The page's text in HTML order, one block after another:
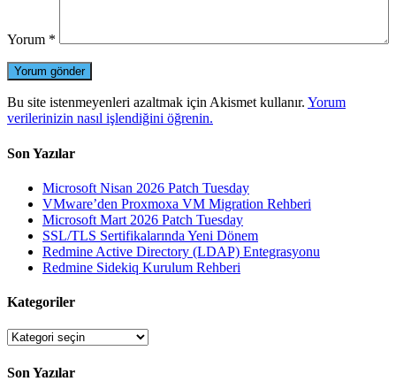
Yorum *
Bu site istenmeyenleri azaltmak için Akismet kullanır. Yorum
verilerinizin nasıl işlendiğini öğrenin.
Son Yazılar
Microsoft Nisan 2026 Patch Tuesday
VMware’den Proxmoxa VM Migration Rehberi
Microsoft Mart 2026 Patch Tuesday
SSL/TLS Sertifikalarında Yeni Dönem
Redmine Active Directory (LDAP) Entegrasyonu
Redmine Sidekiq Kurulum Rehberi
Kategoriler
Kategoriler
Son Yazılar